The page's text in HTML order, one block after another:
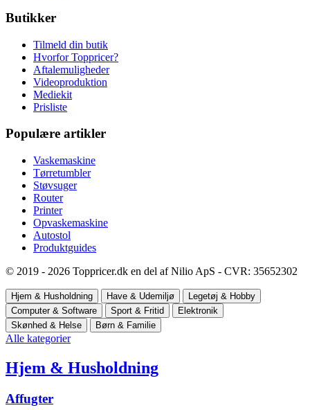
Butikker
Tilmeld din butik
Hvorfor Toppricer?
Aftalemuligheder
Videoproduktion
Mediekit
Prisliste
Populære artikler
Vaskemaskine
Tørretumbler
Støvsuger
Router
Printer
Opvaskemaskine
Autostol
Produktguides
© 2019 - 2026 Toppricer.dk en del af Nilio ApS - CVR: 35652302
Hjem & Husholdning Have & Udemiljø
Legetøj & Hobby
Computer & Software
Sport & Fritid
Elektronik
Skønhed & Helse
Børn & Familie
Alle kategorier
Hjem & Husholdning
Affugter